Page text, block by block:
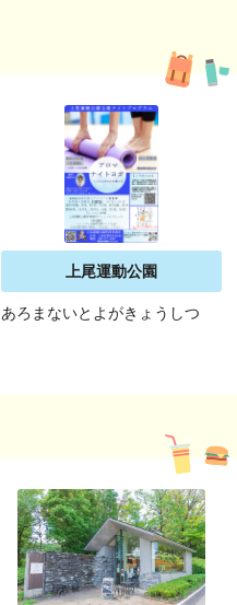
上尾運動公園
あろまないとよがきょうしつ